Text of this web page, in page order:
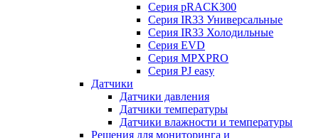
Серия pRACK300
Серия IR33 Универсальные
Серия IR33 Холодильные
Серия EVD
Серия MPXPRO
Серия PJ easy
Датчики
Датчики давления
Датчики температуры
Датчики влажности и температуры
Решения для мониторинга и